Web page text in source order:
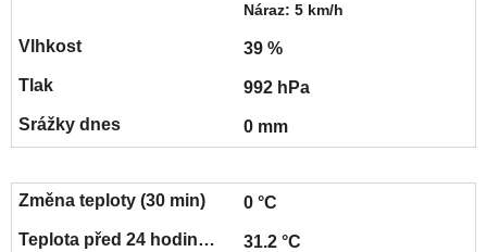
Náraz: 5 km/h
39 %
992 hPa
0 mm
0 °C
31.2 °C